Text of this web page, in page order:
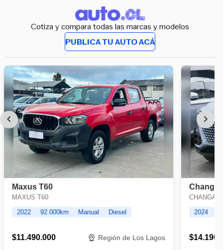
Cotiza y compara todas las marcas y modelos
PUBLICA TU AUTO ACÁ